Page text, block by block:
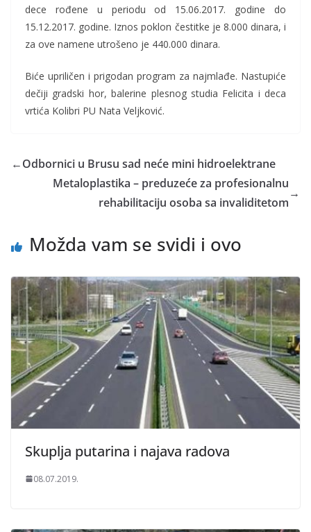
dece rođene u periodu od 15.06.2017. godine do
15.12.2017. godine. Iznos poklon čestitke je 8.000 dinara, i
za ove namene utrošeno je 440.000 dinara.
Biće upriličen i prigodan program za najmlađe. Nastupiće
dečiji gradski hor, balerine plesnog studia Felicita i deca
vrtića Kolibri PU Nata Veljković.
←Odbornici u Brusu sad neće mini hidroelektrane
Metaloplastika – preduzeće za profesionalnu
rehabilitaciju osoba sa invaliditetom
→
Možda vam se svidi i ovo
Skuplja putarina i najava radova
08.07.2019.